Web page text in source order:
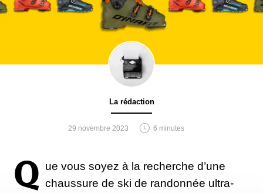
La rédaction
29 novembre 2023 6 minutes
Q ue vous soyez à la recherche d’une
chaussure de ski de randonnée ultra-